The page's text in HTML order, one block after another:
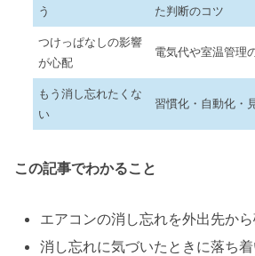
う
た判断のコツ
つけっぱなしの影響
が心配
電気代や室温管理
もう消し忘れたくな
い
習慣化・自動化・
この記事でわかること
エアコンの消し忘れを外出先か
消し忘れに気づいたときに落ち